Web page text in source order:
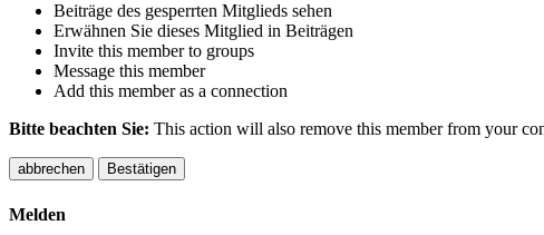
Beiträge des gesperrten Mitglieds sehen
Erwähnen Sie dieses Mitglied in Beiträgen
Invite this member to groups
Message this member
Add this member as a connection
Bitte beachten Sie: This action will also remove this member from your
Bestätigen
Melden